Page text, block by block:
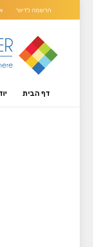
הרשמה לדיוור
דף הבית